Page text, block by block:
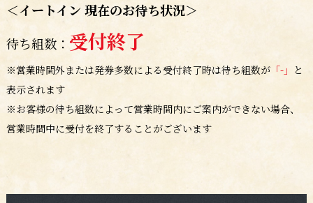
＜イートイン 現在のお待ち状況＞
待ち組数： 受付終了
※営業時間外または発券多数による受付終了時は待ち組数が「-」 と
表示されます
※お客様の待ち組数によって営業時間内にご案内ができない場合、
営業時間中に受付を終了することがございます